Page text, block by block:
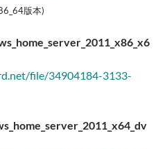
版本)
file/34904184-3133-